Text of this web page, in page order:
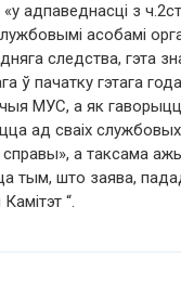
адпаведнасці з
асобамі
следства, гэта
ў пачатку гэтага
МУС, а як
ад сваіх
а таксама
тым, што заява,
“.